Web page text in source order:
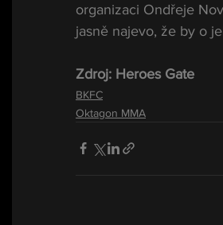
organizaci Ondřeje
jasně najevo, že by o
Zdroj: Heroes Gate
BKFC
Oktagon MMA